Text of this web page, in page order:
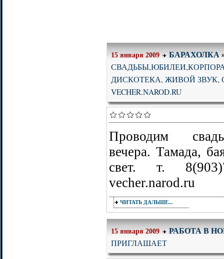
15 января 2009 БАРАХОЛКА
ДИСКОТЕКА, ЖИВОЙ ЗВУК,
VECHER.NAROD.RU
Проводим
вечера. Тамада,
свет. т.
vecher.narod.ru
ЧИТАТЬ ДАЛЬШЕ...
15 января 2009 РАБОТА В
ПРИГЛАШАЕТ